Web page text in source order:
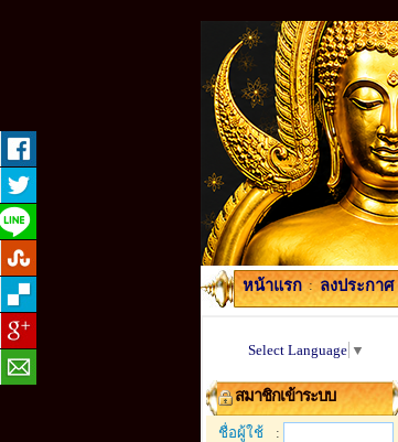
หน้าแรก : ลงประกา
Select Language ▼
สมาชิกเข้าระบบ
ชื่อผู้ใช้
: